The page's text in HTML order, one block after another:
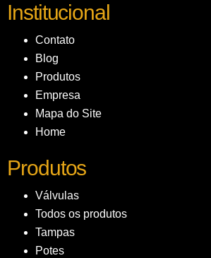
Institucional
Contato
Blog
Produtos
Empresa
Mapa do Site
Home
Produtos
Válvulas
Todos os produtos
Tampas
Potes